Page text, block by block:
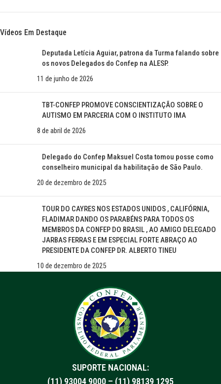
Vídeos Em Destaque
Deputada Letícia Aguiar, patrona da Turma falando sobre
os novos Delegados do Confep na ALESP.
11 de junho de 2026
TBT-CONFEP PROMOVE CONSCIENTIZAÇÃO SOBRE O
AUTISMO EM PARCERIA COM O INSTITUTO IMA
8 de abril de 2026
Delegado do Confep Maksuel Costa tomou posse como
conselheiro municipal da habilitação de São Paulo.
20 de dezembro de 2025
TOUR DO CAYRES NOS ESTADOS UNIDOS , CALIFÓRNIA,
FLADIMAR DANDO OS PARABÉNS PARA TODOS OS
MEMBROS DA CONFEP DO BRASIL , AO AMIGO DELEGADO
JARBAS FERRAS E EM ESPECIAL FORTE ABRAÇO AO
PRESIDENTE DA CONFEP DR. ALBERTO TINEU
10 de dezembro de 2025
SUPORTE NACIONAL:
(11) 93004 9000 – (11) 98139 1295